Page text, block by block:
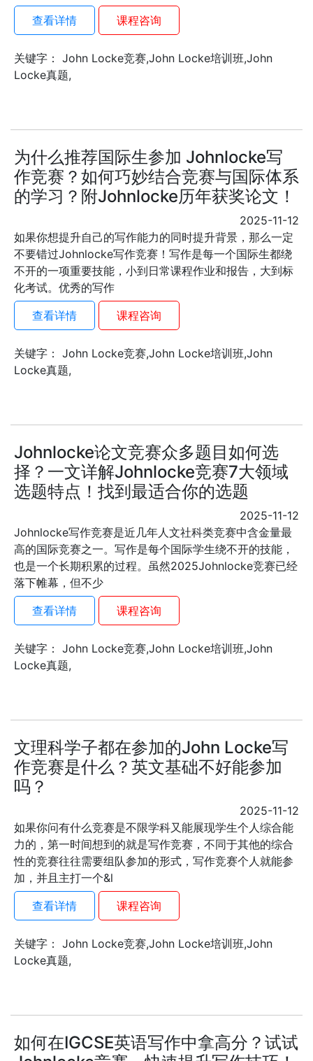
查看详情
课程咨询
关键字： John Locke竞赛,John Locke培训班,John
Locke真题,
为什么推荐国际生参加 Johnlocke写
作竞赛？如何巧妙结合竞赛与国际体系
的学习？附Johnlocke历年获奖论文！
2025-11-12
如果你想提升自己的写作能力的同时提升背景，那么一定
不要错过Johnlocke写作竞赛！写作是每一个国际生都绕
不开的一项重要技能，小到日常课程作业和报告，大到标
化考试。优秀的写作
查看详情
课程咨询
关键字： John Locke竞赛,John Locke培训班,John
Locke真题,
Johnlocke论文竞赛众多题目如何选
择？一文详解Johnlocke竞赛7大领域
选题特点！找到最适合你的选题
2025-11-12
Johnlocke写作竞赛是近几年人文社科类竞赛中含金量最
高的国际竞赛之一。写作是每个国际学生绕不开的技能，
也是一个长期积累的过程。虽然2025Johnlocke竞赛已经
落下帷幕，但不少
查看详情
课程咨询
关键字： John Locke竞赛,John Locke培训班,John
Locke真题,
文理科学子都在参加的John Locke写
作竞赛是什么？英文基础不好能参加
吗？
2025-11-12
如果你问有什么竞赛是不限学科又能展现学生个人综合能
力的，第一时间想到的就是写作竞赛，不同于其他的综合
性的竞赛往往需要组队参加的形式，写作竞赛个人就能参
加，并且主打一个&l
查看详情
课程咨询
关键字： John Locke竞赛,John Locke培训班,John
Locke真题,
如何在IGCSE英语写作中拿高分？试试